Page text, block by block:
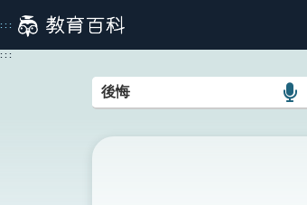
到
主
:::
:::
語
搜